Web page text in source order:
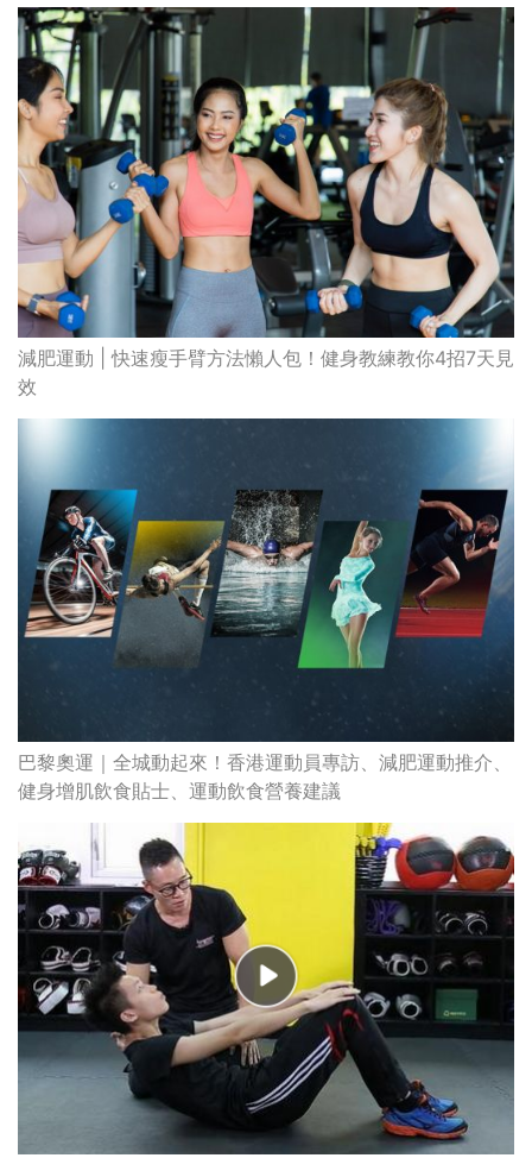
減肥運動 | 快速瘦手臂方法懶人包！健身教練教你4招7天見
效
巴黎奧運｜全城動起來！香港運動員專訪、減肥運動推介、
健身增肌飲食貼士、運動飲食營養建議